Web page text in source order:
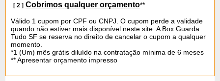
[ 2 ] Cobrimos qualquer orçamento**
Válido 1 cupom por CPF ou CNPJ. O cupom perde a validade
quando não estiver mais disponível neste site. A Box Guarda
Tudo SF se reserva no direito de cancelar o cupom a qualquer
momento.
*1 (Um) mês grátis diluído na contratação mínima de 6 meses
** Apresentar orçamento impresso